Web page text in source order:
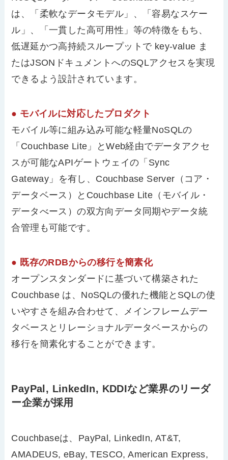
は、「柔軟なデータモデル」、「容易なスケー
ル」、「一貫した高可用性」等の特徴をもち、
低遅延かつ高持続スループットで key-value ま
たはJSONドキュメントへのSQLアクセスを実現
できるよう設計されています。
● モバイルに対応したプロダクト
モバイル等に組み込み可能な軽量NoSQLの
「Couchbase Lite」とWeb経由でデータアクセ
スが可能なAPIゲートウェイの「Sync
Gateway」を有し、Couchbase Server（コア・
データベース）とCouchbase Lite（モバイル・
データべース）の双方向データ同期やデータ統
合管理も可能です。
● 既存のRDBからの移行を簡素化
オープンスタンダードに基づいて構築された
Couchbase は、NoSQLの優れた機能とSQLの使
いやすさを組み合わせて、メインフレームデー
タベースとリレーショナルデータベースからの
移行を簡素化することができます。
PayPal, LinkedIn, KDDIなど業界のリーダ
ー企業が採用
Couchbaseは、PayPal, LinkedIn, AT&T,
AMADEUS, eBay, TESCO, American Express,